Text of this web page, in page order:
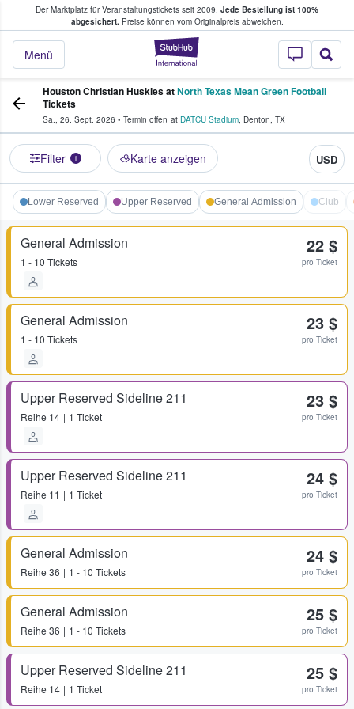
Der Marktplatz für Veranstaltungstickets seit 2009. Jede Bestellung ist 100%
abgesichert.Preise können vom Originalpreis abweichen.
StubHub - Wo
Menü
Tickets kaufen & verkaufen
Houston Christian Huskies atNorth Texas Mean Green Football
Tickets
Sa., 26. Sept. 2026 • Termin offen at DATCU Stadium, Denton, TX
Filter 1 Karte anzeigen USD
Lower Reserved Upper Reserved General Admission Club
General Admission
1 - 10 Tickets
22 $
pro Ticket
General Admission
1 - 10 Tickets
23 $
pro Ticket
Upper Reserved Sideline 211
Reihe 14 1 Ticket
23 $
pro Ticket
Upper Reserved Sideline 211
Reihe 11 1 Ticket
24 $
pro Ticket
General Admission
Reihe 36 1 - 10 Tickets
24 $
pro Ticket
General Admission
Reihe 36 1 - 10 Tickets
25 $
pro Ticket
Upper Reserved Sideline 211
Reihe 14 1 Ticket
25 $
pro Ticket